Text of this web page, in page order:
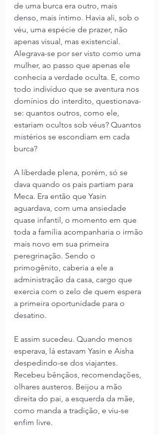
de uma burca era outro, mais
denso, mais íntimo. Havia ali, sob o
véu, uma espécie de prazer, não
apenas visual, mas existencial.
Alegrava-se por ser visto como uma
mulher, ao passo que apenas ele
conhecia a verdade oculta. E, como
todo indivíduo que se aventura nos
domínios do interdito, questionava-
se: quantos outros, como ele,
estariam ocultos sob véus? Quantos
mistérios se escondiam em cada
burca?
A liberdade plena, porém, só se
dava quando os pais partiam para
Meca. Era então que Yasin
aguardava, com uma ansiedade
quase infantil, o momento em que
toda a família acompanharia o irmão
mais novo em sua primeira
peregrinação. Sendo o
primogênito, caberia a ele a
administração da casa, cargo que
exercia com o zelo de quem espera
a primeira oportunidade para o
desatino.
E assim sucedeu. Quando menos
esperava, lá estavam Yasin e Aisha
despedindo-se dos viajantes.
Recebeu bênçãos, recomendações,
olhares austeros. Beijou a mão
direita do pai, a esquerda da mãe,
como manda a tradição, e viu-se
enfim livre.